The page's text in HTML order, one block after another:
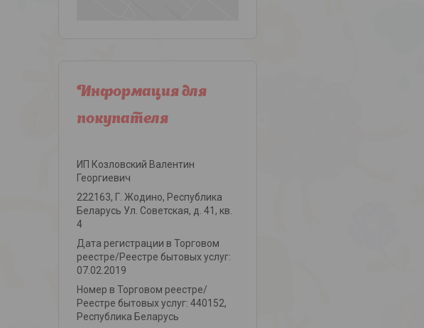
Информация для
покупателя
ИП Козловский Валентин
Георгиевич
222163, Г. Жодино, Республика
Беларусь Ул. Советская, д. 41, кв.
4
Дата регистрации в Торговом
реестре/Реестре бытовых услуг:
07.02.2019
Номер в Торговом реестре/
Реестре бытовых услуг: 440152,
Республика Беларусь